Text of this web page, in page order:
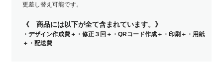
更差し替え可能です。
《 商品には以下が全て含まれています。》
・デザイン作成費＋・修正３回＋・QRコード作成＋・印刷＋・用紙
＋・配送費